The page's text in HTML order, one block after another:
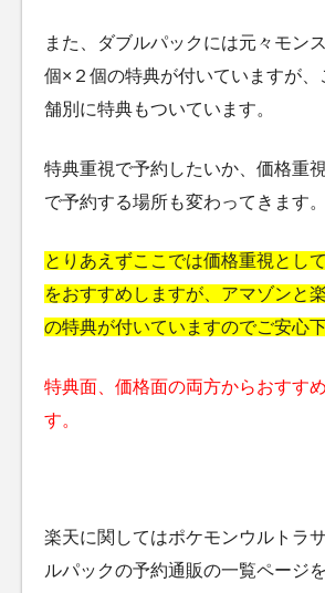
また、ダブルパックには元々モン
個×２個の特典が付いていますが、
舗別に特典もついています。
特典重視で予約したいか、価格重
で予約する場所も変わってきます。
とりあえずここでは価格重視とし
をおすすめしますが、アマゾンと
の特典が付いていますのでご安心下
特典面、価格面の両方からおすす
す。
楽天に関してはポケモンウルトラ
ルパックの予約通販の一覧ページ